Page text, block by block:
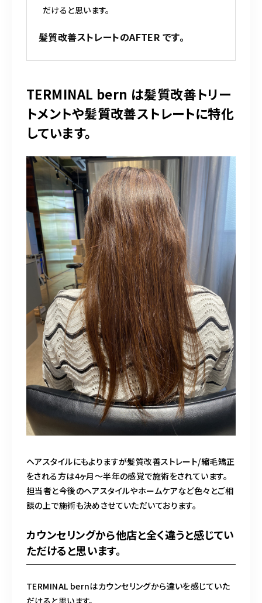
だけると思います。
髪質改善ストレートのAFTER です。
TERMINAL bern は髪質改善トリー
トメントや髪質改善ストレートに特化
しています。
ヘアスタイルにもよりますが髪質改善ストレート/縮毛矯正
をされる方は4ヶ月〜半年の感覚で施術をされています。
担当者と今後のヘアスタイルやホームケアなど色々とご相
談の上で施術も決めさせていただいております。
カウンセリングから他店と全く違うと感じてい
ただけると思います。
TERMINAL bernはカウンセリングから違いを感じていた